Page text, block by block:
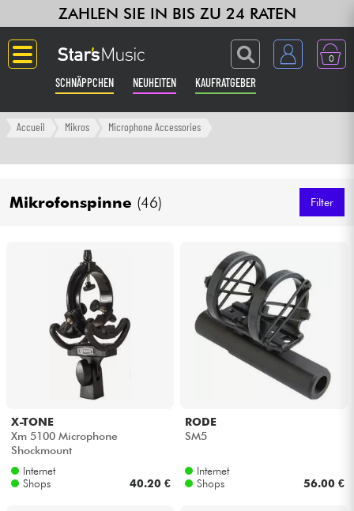
ZAHLEN SIE IN BIS ZU 24 RATEN
0
SCHNÄPPCHEN NEUHEITEN KAUFRATGEBER
Langue
Verstärker & Effekte
Synths & samplers
Studio
Kopfhörer
DJ
Accueil Mikros Microphone Accessories
Mikrofonspinne (46) Filter
X-TONE
Xm 5100 Microphone
Shockmount
Internet
Shops
40.20 €
RODE
SM5
Internet
Shops
56.00 €